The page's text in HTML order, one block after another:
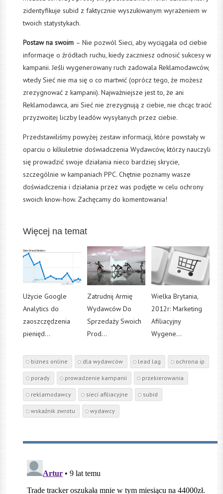
zidentyfikuje subid z faktycznie wyszukiwanym wyrażeniem w
twoich statystykach.
Postaw na swoim – Nie pozwól Sieci, aby wyciągała od ciebie
informacje o źródłach ruchu, kiedy zaczniesz odnosić sukcesy w
kampanii. Jeśli wygenerowany ruch zadowala Reklamodawców,
wtedy Sieć nie ma się o co martwić (oprócz tego, że możesz
zrezygnować z kampanii). Najważniejsze jest to, że ani
Reklamodawca, ani Sieć nie zrezygnują z ciebie, nie chcąc tracić
przyzwoitej liczby leadów wysyłanych przez ciebie.
Przedstawiliśmy powyżej zestaw informacji, które powstały w
oparciu o kilkuletnie doświadczenia Wydawców, którzy nauczyli
się prowadzić swoje działania nieco bardziej skrycie,
szczególnie w kampaniach PPC. Chętnie poznamy wasze
doświadczenia i działania przez was podjęte w celu ochrony
swoich know-how. Zachęcamy do komentowania!
Więcej na temat
Użycie Google
Analytics do
zaoszczędzenia
pienięd...
Zatrudnij Armię
Wydawców Do
Sprzedaży Swoich
Prod...
Wielka Brytania,
2012r: Marketing
Afiliacyjny
Wygene...
biznes online dla wydawców lead lag ochrona ip
porady prowadzenie kampanii przekierowania
reklamodawcy sieci afiliacyjne subid
wskaźnik zwrotu wydawcy